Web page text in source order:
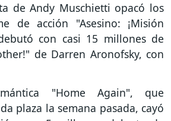
de Andy Muschietti opacó los
de acción "Asesino: ¡Misión
con casi 15 millones de
de Darren Aronofsky, con
"Home Again", que
plaza la semana pasada, cayó